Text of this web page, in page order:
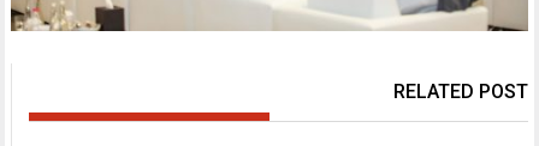
RELATED POST